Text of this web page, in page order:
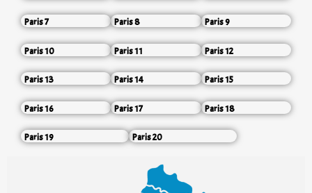
Paris 7 Paris 8 Paris 9
Paris 10 Paris 11 Paris 12
Paris 13 Paris 14 Paris 15
Paris 16 Paris 17 Paris 18
Paris 19 Paris 20